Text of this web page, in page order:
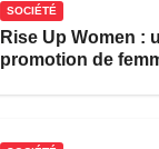
SOCIÉTÉ
Rise Up Women :
promotion de